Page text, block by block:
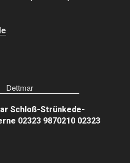
Schloß-Strünkede-
02323 9870210 02323